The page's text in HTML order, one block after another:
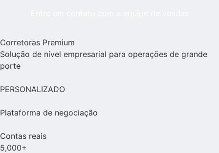
Corretoras Premium
Solução de nível empresarial para operações de grande
porte
PERSONALIZADO
Plataforma de negociação
Contas reais
5,000+